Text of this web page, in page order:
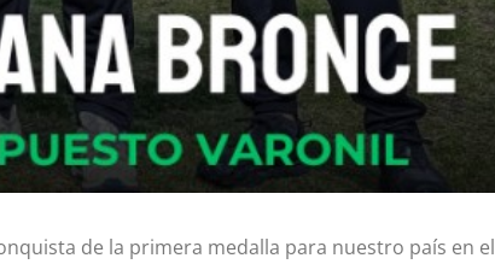
de la primera medalla para nuestro país en el